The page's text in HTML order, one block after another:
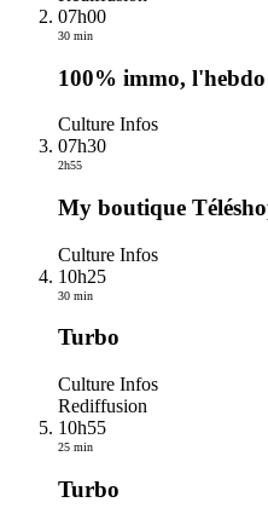
07h00
30 min
100% immo, l'hebdo
Culture Infos
07h30
2h55
My boutique
Culture Infos
10h25
30 min
Turbo
Culture Infos
Rediffusion
10h55
25 min
Turbo